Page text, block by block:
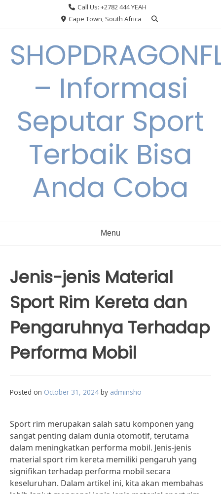
Call Us: +2782 444 YEAH
Cape Town, South Africa
– Informasi
Seputar Sport
Terbaik Bisa
Anda Coba
Menu
Jenis-jenis Material
Sport Rim Kereta dan
Pengaruhnya Terhadap
Performa Mobil
Posted on October 31, 2024 by adminsho
Sport rim merupakan salah satu komponen yang
sangat penting dalam dunia otomotif, terutama
dalam meningkatkan performa mobil. Jenis-jenis
material sport rim kereta memiliki pengaruh yang
signifikan terhadap performa mobil secara
keseluruhan. Dalam artikel ini, kita akan membahas